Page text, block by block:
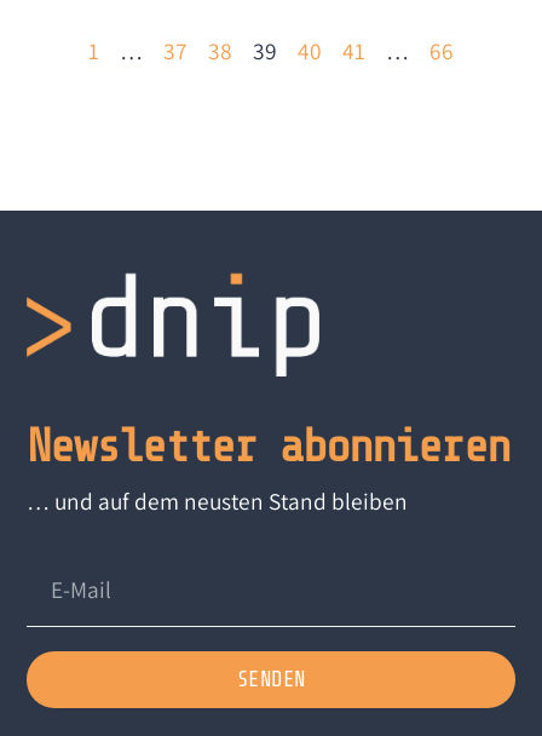
1 … 37 38 39 40 41 … 66
Newsletter abonnieren
… und auf dem neusten Stand bleiben
SENDEN